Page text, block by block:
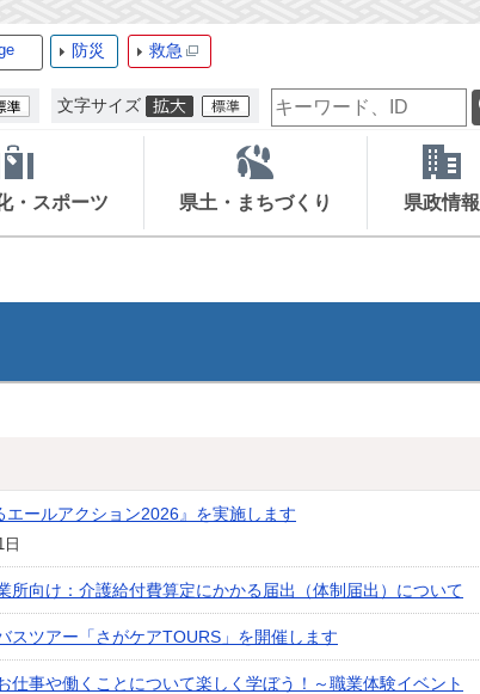
防災 救急
文字サイズ
検
索
ー
ー
ド
・スポーツ 県土・まちづくり 県政情報
エールアクション2026』を実施します
所向け：介護給付費算定にかかる届出（体制届出）について
スツアー「さがケアTOURS」を開催します
仕事や働くことについて楽しく学ぼう！～職業体験イベント